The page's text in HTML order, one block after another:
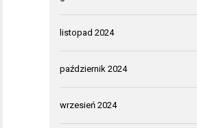
listopad 2024
październik 2024
wrzesień 2024